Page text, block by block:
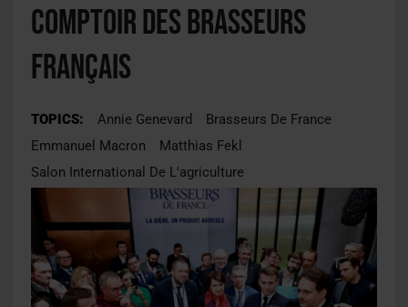
comptoir des brasseurs
français
TOPICS: Annie Genevard
Brasseurs De France
Emmanuel Macron
Matthias Fekl
Salon International De L'agriculture